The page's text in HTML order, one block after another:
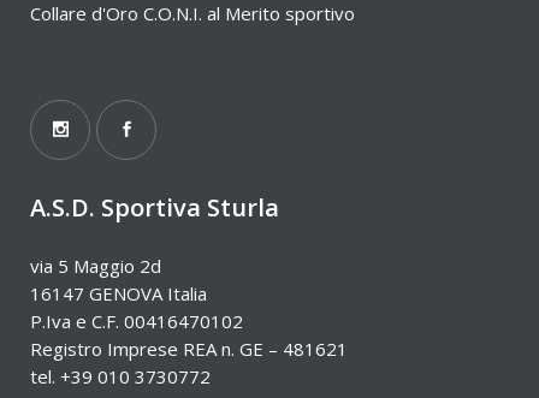
Collare d'Oro C.O.N.I. al Merito sportivo
A.S.D. Sportiva Sturla
via 5 Maggio 2d
16147 GENOVA Italia
P.Iva e C.F. 00416470102
Registro Imprese REA n. GE – 481621
tel. +39 010 3730772